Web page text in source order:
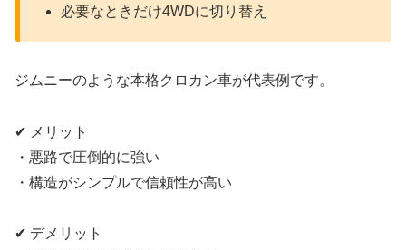
必要なときだけ4WDに切り替え
ジムニーのような本格クロカン車が代表例です。
✔ メリット
・悪路で圧倒的に強い
・構造がシンプルで信頼性が高い
✔ デメリット